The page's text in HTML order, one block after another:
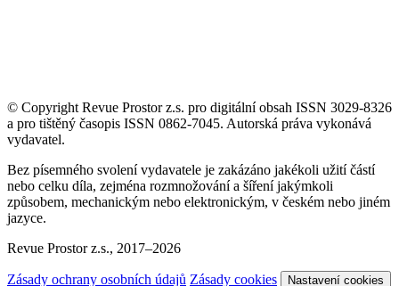
© Copyright Revue Prostor z.s. pro digitální obsah ISSN 3029-8326
a pro tištěný časopis ISSN 0862-7045. Autorská práva vykonává
vydavatel.
Bez písemného svolení vydavatele je zakázáno jakékoli užití částí
nebo celku díla, zejména rozmnožování a šíření jakýmkoli
způsobem, mechanickým nebo elektronickým, v českém nebo jiném
jazyce.
Revue Prostor z.s., 2017–2026
Zásady ochrany osobních údajů Zásady cookies Nastavení cookies